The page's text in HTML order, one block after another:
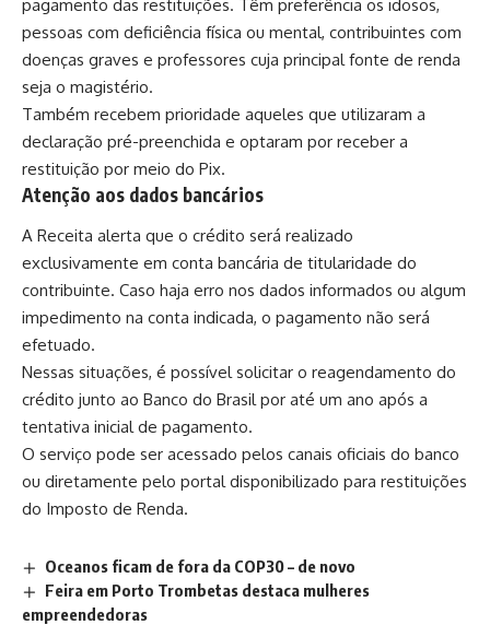
pagamento das restituições. Têm preferência os idosos,
pessoas com deficiência física ou mental, contribuintes com
doenças graves e professores cuja principal fonte de renda
seja o magistério.
Também recebem prioridade aqueles que utilizaram a
declaração pré-preenchida e optaram por receber a
restituição por meio do Pix.
Atenção aos dados bancários
A Receita alerta que o crédito será realizado
exclusivamente em conta bancária de titularidade do
contribuinte. Caso haja erro nos dados informados ou algum
impedimento na conta indicada, o pagamento não será
efetuado.
Nessas situações, é possível solicitar o reagendamento do
crédito junto ao Banco do Brasilpor até um ano após a
tentativa inicial de pagamento.
O serviço pode ser acessado pelos canais oficiais do banco
ou diretamente pelo portal disponibilizado para restituições
do Imposto de Renda.
Oceanos ficam de fora da COP30 – de novo
Feira em Porto Trombetas destaca mulheres
empreendedoras